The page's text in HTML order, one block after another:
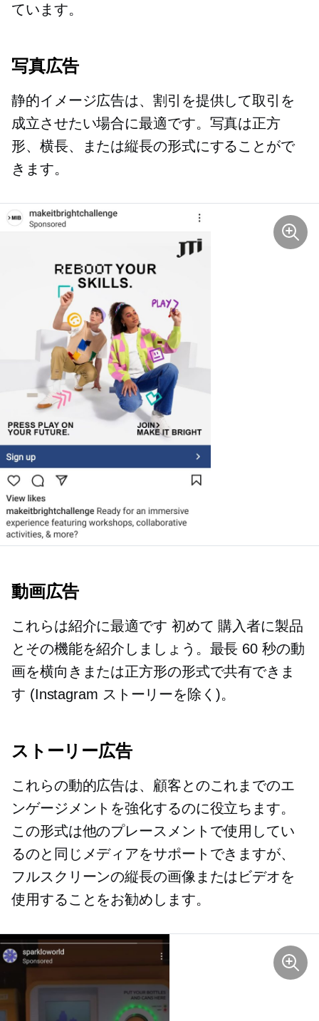
ています。
写真広告
静的イメージ広告は、割引を提供して取引を
成立させたい場合に最適です。写真は正方
形、横長、または縦長の形式にすることがで
きます。
動画広告
これらは紹介に最適です 初めて 購入者に製品
とその機能を紹介しましょう。最長 60 秒の動
画を横向きまたは正方形の形式で共有できま
す (Instagram ストーリーを除く)。
ストーリー広告
これらの動的広告は、顧客とのこれまでのエ
ンゲージメントを強化するのに役立ちます。
この形式は他のプレースメントで使用してい
るのと同じメディアをサポートできますが、
フルスクリーンの縦長の画像またはビデオを
使用することをお勧めします。